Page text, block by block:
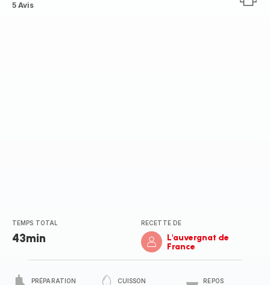
Avis
5 Avis
TEMPS TOTAL
43min
RECETTE DE
L'auvergnat de
France
PRÉPARATION CUISSON REPOS